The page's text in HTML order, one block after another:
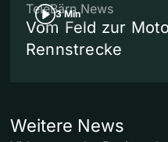
3 Min
TeleBärn News
Vom Feld zur
Rennstrecke
Weitere News